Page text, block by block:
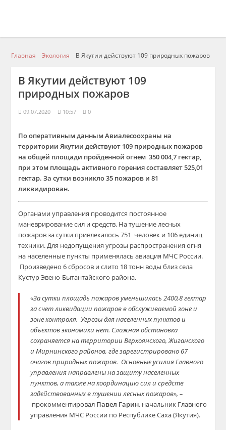
Главная Экология В Якутии действуют 109 природных пожаров
В Якутии действуют 109
природных пожаров
09.07.2020 10:57 0
По оперативным данным Авиалесоохраны на
территории Якутии действуют 109 природных пожаров
на общей площади пройденной огнем 350 004,7 гектар,
при этом площадь активного горения составляет 525,01
гектар. За сутки возникло 35 пожаров и 81
ликвидирован.
Органами управления проводится постоянное
маневрирование сил и средств. На тушение лесных
пожаров за сутки привлекалось 751 человек и 106 единиц
техники. Для недопущения угрозы распространения огня
на населенные пункты применялась авиация МЧС России.
Произведено 6 сбросов и слито 18 тонн воды близ села
Кустур Эвено-Бытантайского района.
«За сутки площадь пожаров уменьшилась 2400,8 гектар
за счет ликвидации пожаров в обслуживаемой зоне и
зоне контроля. Угрозы для населенных пунктов и
объектов экономики нет. Сложная обстановка
сохраняется на территории Верхоянского, Жиганского
и Мирнинского районов, где зарегистрировано 67
очагов природных пожаров. Основные усилия Главного
управления направлены на защиту населенных
пунктов, а также на координацию сил и средств
задействованных в тушении лесных пожаров», –
прокомментировал Павел Гарин, начальник Главного
управления МЧС России по Республике Саха (Якутия).